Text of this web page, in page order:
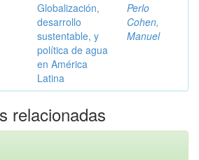
Globalización,
desarrollo
sustentable, y
política de agua
en América
Latina
Perlo
Cohen,
Manuel
relacionadas